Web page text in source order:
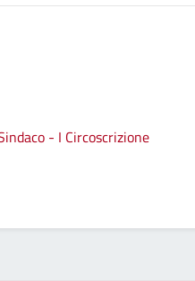
- I Circoscrizione